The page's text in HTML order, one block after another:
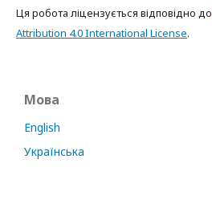
Ця робота ліцензується відповідно до
Attribution 4.0 International License.
Мова
English
Українська